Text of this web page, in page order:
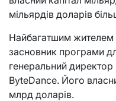
мільярдів доларів
Найбагатшим жителем
засновник програми
генеральний директор
ByteDance. Його
млрд доларів.